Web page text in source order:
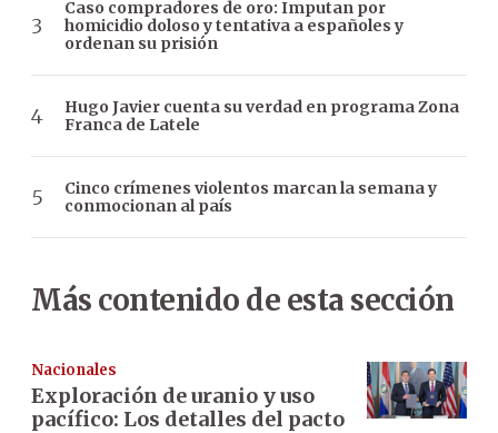
Caso compradores de oro: Imputan por
homicidio doloso y tentativa a españoles y
ordenan su prisión
Hugo Javier cuenta su verdad en programa Zona
Franca de Latele
Cinco crímenes violentos marcan la semana y
conmocionan al país
Más contenido de esta sección
Nacionales
Exploración de uranio y uso
pacífico: Los detalles del pacto